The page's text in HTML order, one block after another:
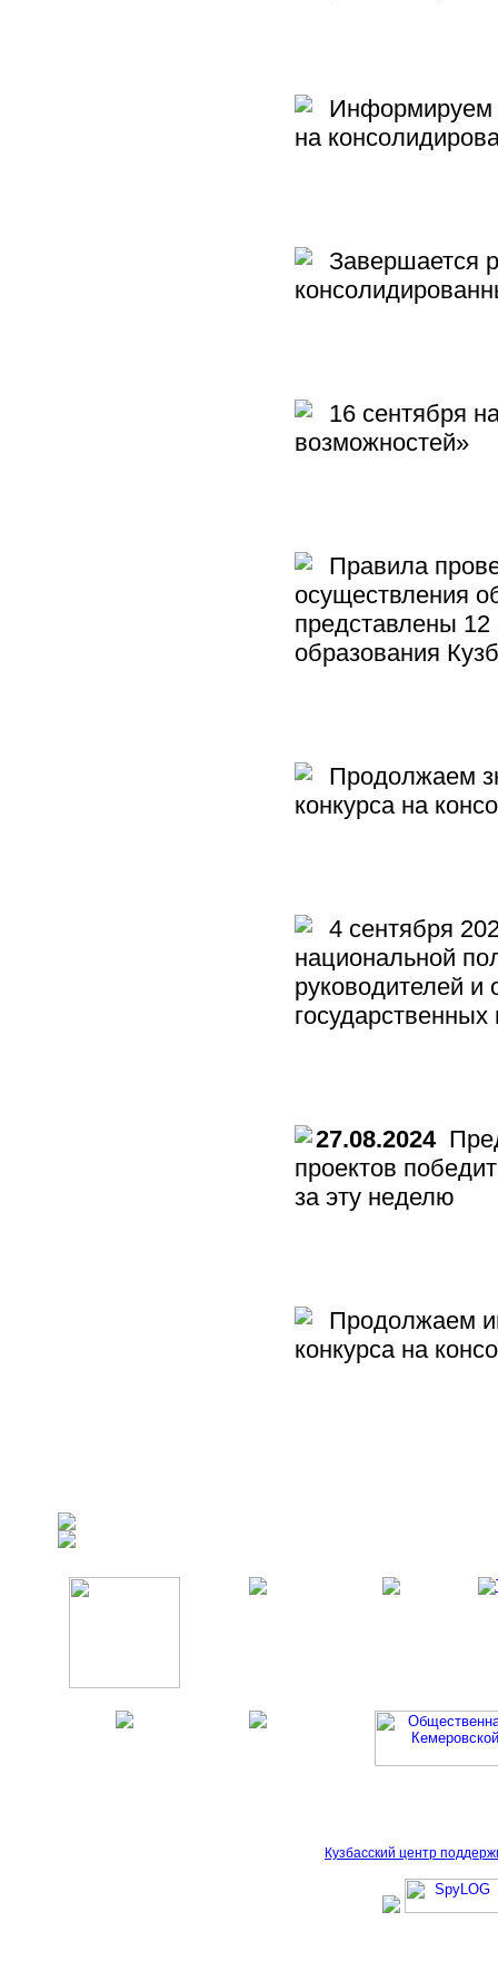
Информируем
на
Завершается
16 сентября
возможностей»
Правила
осуществления
представлены
образования
Продолжаем
конкурса на
4 сентября
национальной
руководителей
27.08.2024
проектов
за эту неделю
Продолжаем
конкурса на
Кузбасский центр